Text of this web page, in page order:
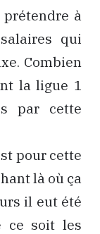
à
qui
Combien
la ligue 1
par cette
pour cette
là où ça
il eut été
ce soit les